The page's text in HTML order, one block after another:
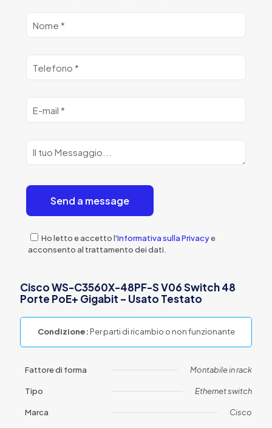
Ho letto e accetto l'Informativa sulla Privacye
acconsento al trattamento dei dati.
Cisco WS-C3560X-48PF-S V06 Switch 48
Porte PoE+ Gigabit – Usato Testato
Condizione: Per parti di ricambio o non funzionante
Fattore di forma Montabile in rack
Tipo Ethernet switch
Marca Cisco